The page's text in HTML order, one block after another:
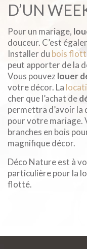
D’UN
Pour un mariage,
douceur. C’est
Installer du bois
peut apporter de la
Vous pouvezlouer
votre décor. La
cher que l’achat de
permettra d’avoir la
pour votre mariage.
branches en bois
magnifique décor.
Déco Nature est à
particulière pour la
flotté.